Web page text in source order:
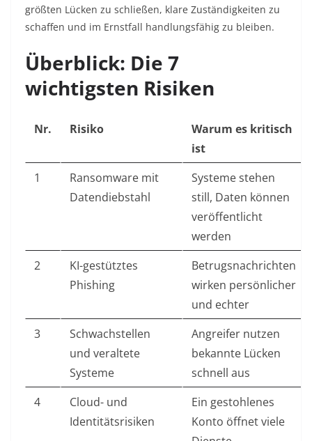
größten Lücken zu schließen, klare Zuständigkeiten zu
schaffen und im Ernstfall handlungsfähig zu bleiben.
Überblick: Die 7
wichtigsten Risiken
Nr. Risiko
Warum es kritisch
ist
1
Ransomware mit
Datendiebstahl
Systeme stehen
still, Daten können
veröffentlicht
werden
2
KI-gestütztes
Phishing
Betrugsnachrichten
wirken persönlicher
und echter
3
Schwachstellen
und veraltete
Systeme
Angreifer nutzen
bekannte Lücken
schnell aus
4
Cloud- und
Identitätsrisiken
Ein gestohlenes
Konto öffnet viele